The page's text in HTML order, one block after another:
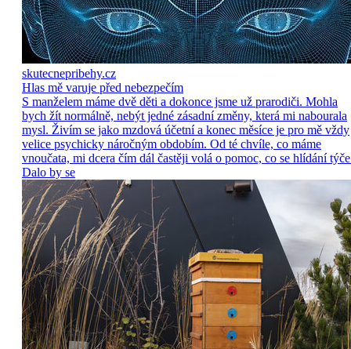
skutecnepribehy.cz
Hlas mě varuje před nebezpečím
S manželem máme dvě děti a dokonce jsme už prarodiči. Mohla
bych žít normálně, nebýt jedné zásadní změny, která mi nabourala
mysl. Živím se jako mzdová účetní a konec měsíce je pro mě vždy
velice psychicky náročným obdobím. Od té chvíle, co máme
vnoučata, mi dcera čím dál častěji volá o pomoc, co se hlídání
Dalo by se